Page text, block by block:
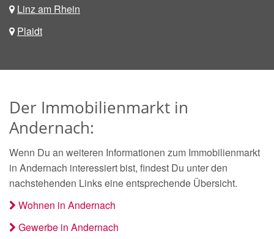
Linz am Rhein
Plaidt
Der Immobilienmarkt in
Andernach:
Wenn Du an weiteren Informationen zum Immobilienmarkt
in Andernach interessiert bist, findest Du unter den
nachstehenden Links eine entsprechende Übersicht.
Wohnen in Andernach
Gewerbe in Andernach